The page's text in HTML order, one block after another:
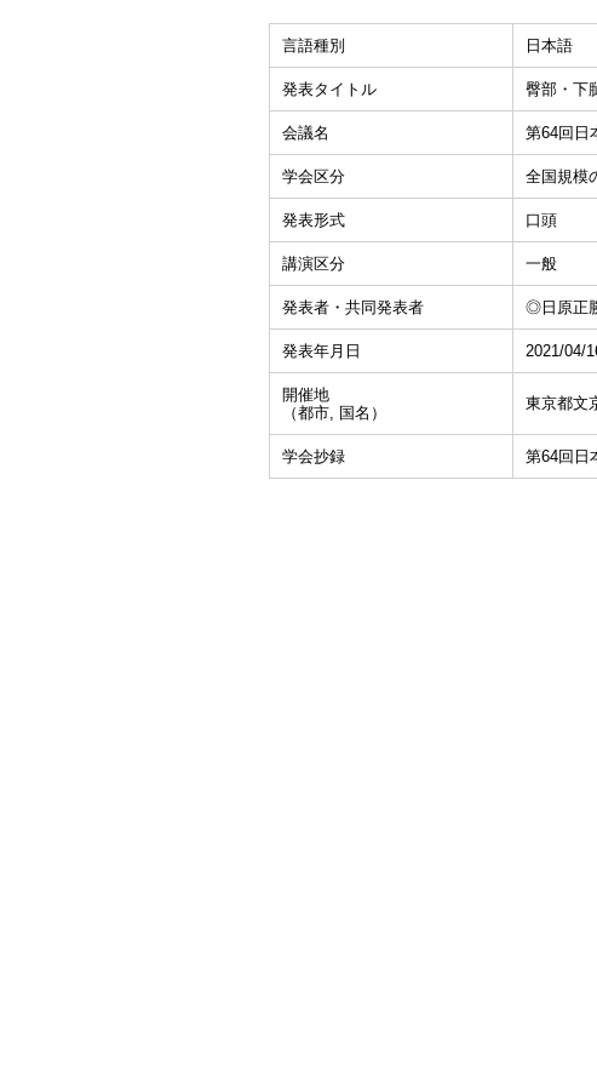
言語種別 日本語
発表タイトル 臀部・下
会議名 第64回日
学会区分 全国規模
発表形式 口頭
講演区分 一般
発表者・共同発表者 ◎日原正
発表年月日 2021/04/
開催地
（都市, 国名）
東京都文
学会抄録 第64回日